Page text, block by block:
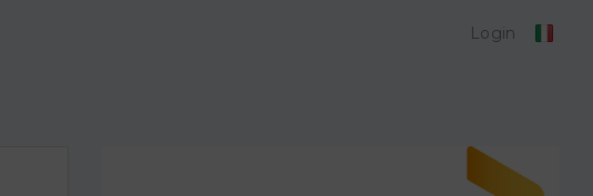
Login